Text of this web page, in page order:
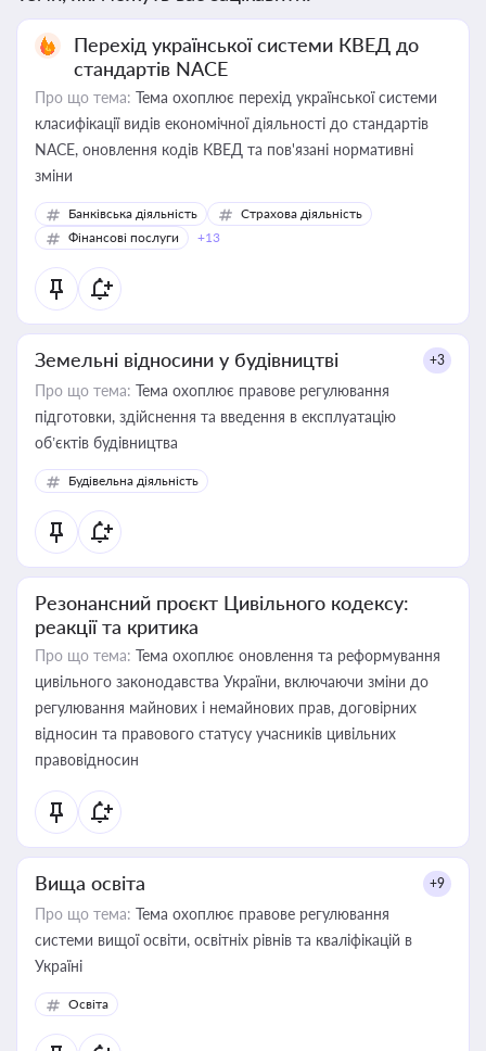
Перехід української системи КВЕД до
стандартів NACE
Про що тема: Тема охоплює перехід української системи
класифікації видів економічної діяльності до стандартів
NACE, оновлення кодів КВЕД та пов'язані нормативні
зміни
Банківська діяльність
Страхова діяльність
Фінансові послуги
+13
Земельні відносини у будівництві +3
Про що тема: Тема охоплює правове регулювання
підготовки, здійснення та введення в експлуатацію
об’єктів будівництва
Будівельна діяльність
Резонансний проєкт Цивільного кодексу:
реакції та критика
Про що тема: Тема охоплює оновлення та реформування
цивільного законодавства України, включаючи зміни до
регулювання майнових і немайнових прав, договірних
відносин та правового статусу учасників цивільних
правовідносин
Вища освіта +9
Про що тема: Тема охоплює правове регулювання
системи вищої освіти, освітніх рівнів та кваліфікацій в
Україні
Освіта